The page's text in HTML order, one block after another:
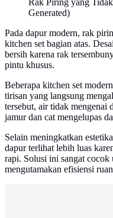
Generated)
Pada dapur modern, rak
kitchen set bagian atas.
bersih karena rak
pintu khusus.
Beberapa kitchen set
tirisan yang langsung
tersebut, air tidak mengenai
jamur dan cat mengelupas
Selain meningkatkan
dapur terlihat lebih luas
rapi. Solusi ini sangat
mengutamakan efisiensi